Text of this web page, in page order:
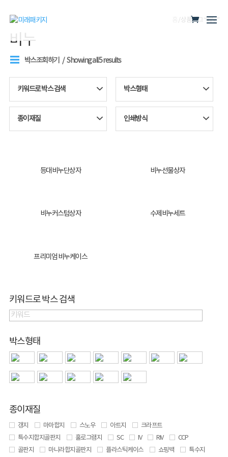
/ 상품 태그 “비누”
비누
박스조회하기 Showing all 5 results
키워드로 박스 검색 박스형태
종이재질 인쇄방식
등대비누단상자 비누선물상자
비누커스텀상자 수제비누세트
프리미엄 비누케이스
키워드로 박스 검색
박스형태
종이재질
갱지 마마합지 스노우 아트지
크라프트
특수지합지골판지
홀로그램지 SC IV RIV
CCP
골판지
마니라합지골판지 플라스틱케이스 쇼핑백 특수지